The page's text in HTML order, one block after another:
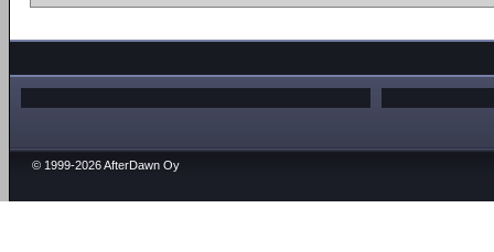
© 1999-2026 AfterDawn Oy